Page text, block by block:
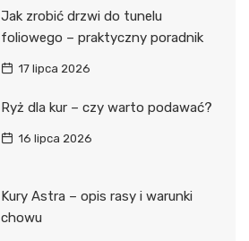
Jak zrobić drzwi do tunelu
foliowego – praktyczny poradnik
17 lipca 2026
Ryż dla kur – czy warto podawać?
16 lipca 2026
Kury Astra – opis rasy i warunki
chowu